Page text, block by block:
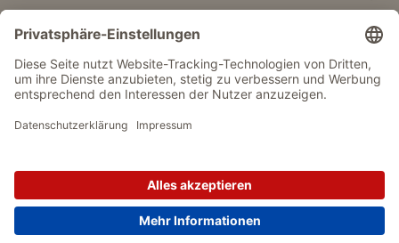
FACHHANDEL
Vertrag widerrufen
IMPRESSUM